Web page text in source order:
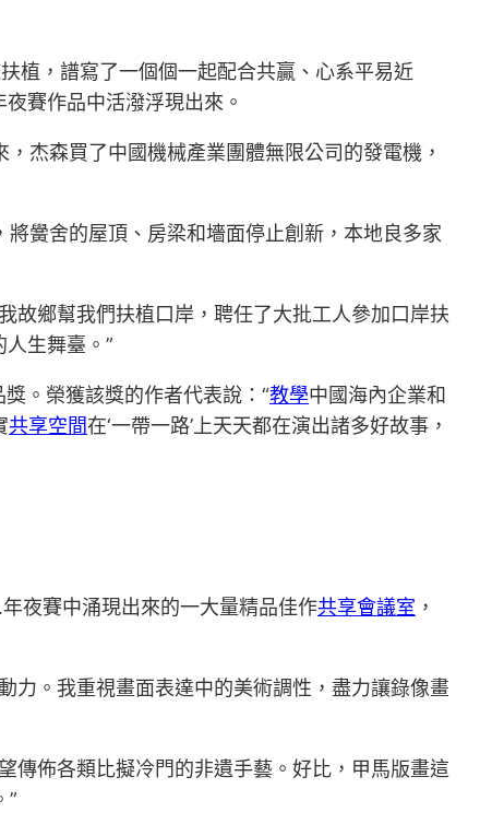
植，譜寫了一個個一起配合共贏、心系平易近
賽作品中活潑浮現出來。
杰森買了中國機械產業團體無限公司的發電機，
黌舍的屋頂、房梁和墻面停止創新，本地良多家
故鄉幫我們扶植口岸，聘任了大批工人參加口岸扶
生舞臺。”
。榮獲該獎的作者代表說：“教學中國海內企業和
共享空間在‘一帶一路’上天天都在演出諸多好故事，
夜賽中涌現出來的一大量精品佳作共享會議室 ，
力。我重視畫面表達中的美術調性，盡力讓錄像畫
傳佈各類比擬冷門的非遺手藝。好比，甲馬版畫這
”